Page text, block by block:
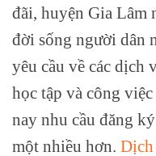
đãi, huyện Gia Lâm
đời sống người dân
yêu cầu về các dịch
học tập và công
nay nhu cầu đăng
một nhiều hơn. Dịch